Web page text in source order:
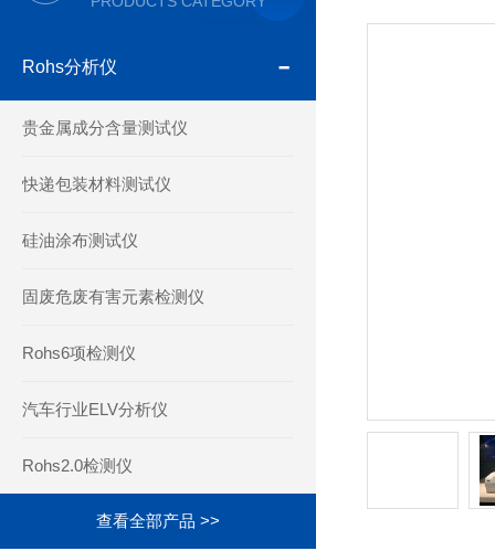
Rohs分析仪
贵金属成分含量测试仪
快递包装材料测试仪
硅油涂布测试仪
固废危废有害元素检测仪
Rohs6项检测仪
汽车行业ELV分析仪
Rohs2.0检测仪
查看全部产品 >>